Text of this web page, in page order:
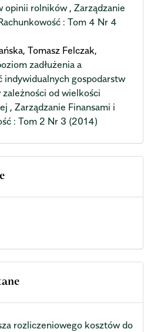
opinii rolników, Zarządzanie
: Tom 4 Nr 4
Tomasz Felczak,
zadłużenia a
indywidualnych gospodarstw
od wielkości
, Zarządzanie Finansami i
: Tom 2 Nr 3 (2014)
rozliczeniowego kosztów do